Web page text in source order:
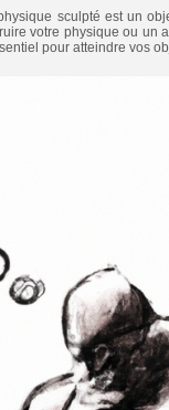
sculpté est un
votre physique ou un
pour atteindre vos